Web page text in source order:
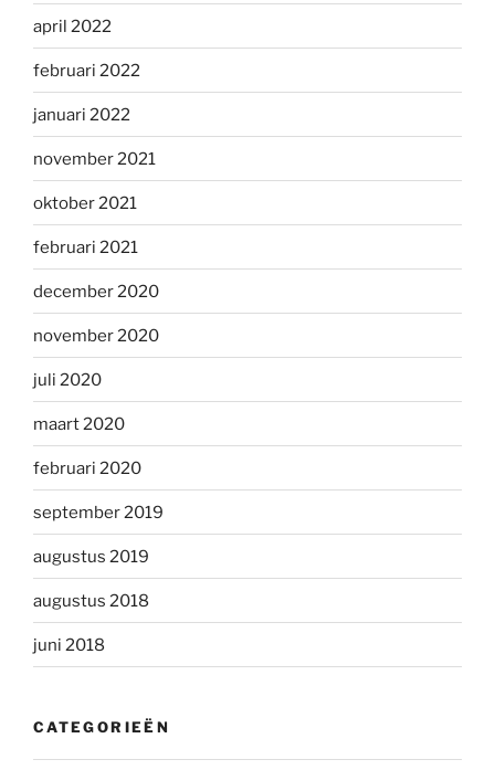
april 2022
februari 2022
januari 2022
november 2021
oktober 2021
februari 2021
december 2020
november 2020
juli 2020
maart 2020
februari 2020
september 2019
augustus 2019
augustus 2018
juni 2018
CATEGORIEËN